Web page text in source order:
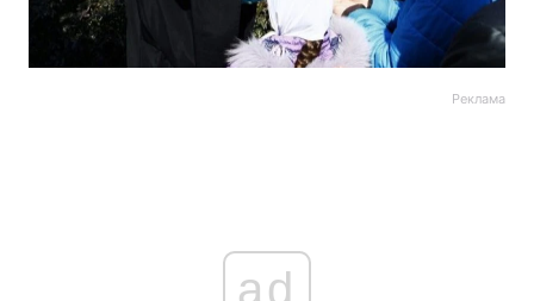
Реклама
ad